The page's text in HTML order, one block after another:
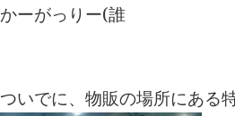
かーがっりー(誰
ついでに、物販の場所にある